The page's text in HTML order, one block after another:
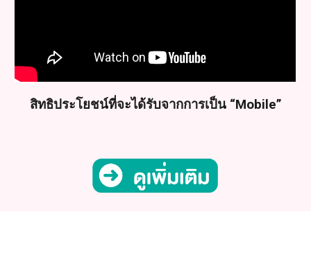
สิทธิประโยชน์ที่จะได้รับจากการเป็น “Mobile”